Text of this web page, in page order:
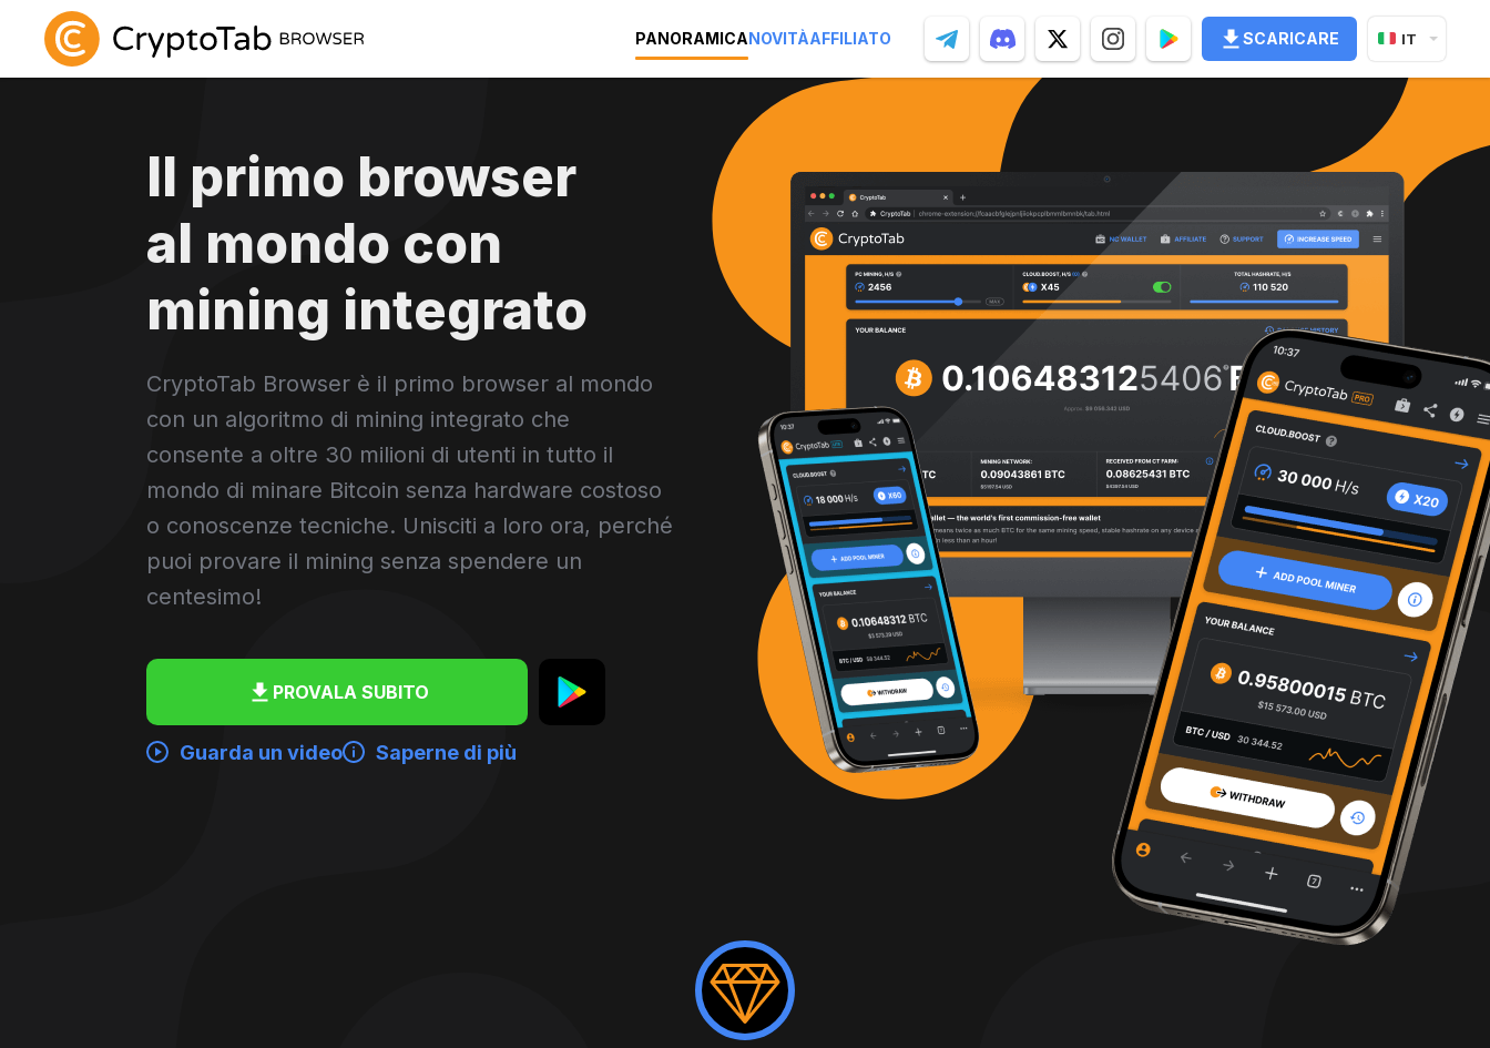
PANORAMICANOVITÀAFFILIATO SCARICARE IT
Il primo browser
al mondo con
mining integrato
CryptoTab Browser è il primo browser al mondo
con un algoritmo di mining integrato che
consente a oltre 30 milioni di utenti in tutto il
mondo di minare Bitcoin senza hardware costoso
o conoscenze tecniche. Unisciti a loro ora, perché
puoi provare il mining senza spendere un
centesimo!
PROVALA SUBITO
Guarda un video Saperne di più